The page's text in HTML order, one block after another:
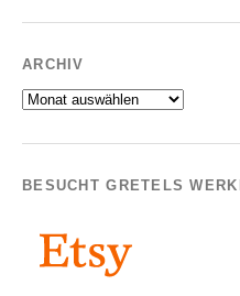
ARCHIV
Archiv
BESUCHT GRETELS